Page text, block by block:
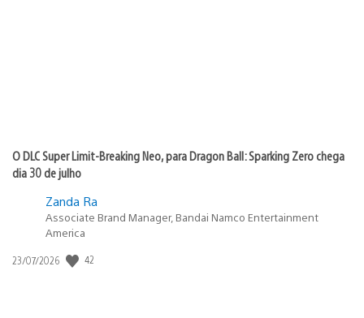
O DLC Super Limit-Breaking Neo, para Dragon Ball: Sparking Zero chega
dia 30 de julho
Zanda Ra
Associate Brand Manager, Bandai Namco Entertainment
America
Data
23/07/2026 42